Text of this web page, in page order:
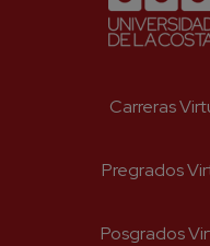
Carreras
Pregrados
Posgrados